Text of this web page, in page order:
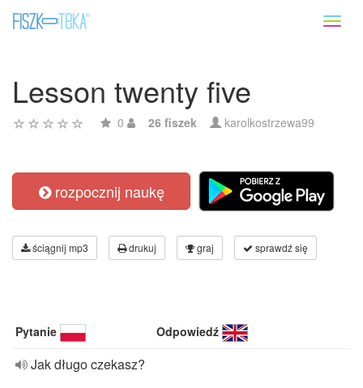
Lesson twenty five
0 26 fiszek karolkostrzewa99
rozpocznij naukę
ściągnij mp3 drukuj graj sprawdź się
Pytanie Odpowiedź
Jak długo czekasz?